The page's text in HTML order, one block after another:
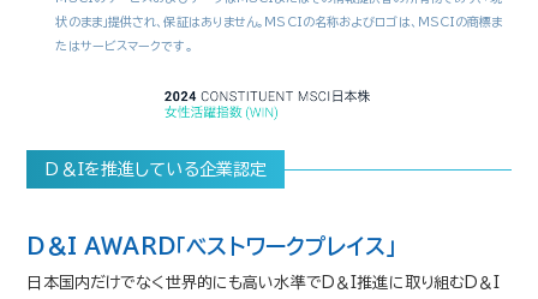
状のまま」提供され、保証はありません。MSCIの名称およびロゴは、MSCIの商標ま
たはサービスマークです。
D＆Iを推進している企業認定
D＆I AWARD「ベストワークプレイス」
日本国内だけでなく世界的にも高い水準でD＆I推進に取り組むD＆I